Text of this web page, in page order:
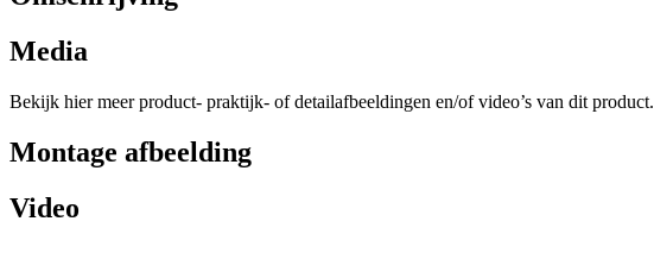
Media
Bekijk hier meer product- praktijk- of detailafbeeldingen en/of video’s van dit product.
Montage afbeelding
Video